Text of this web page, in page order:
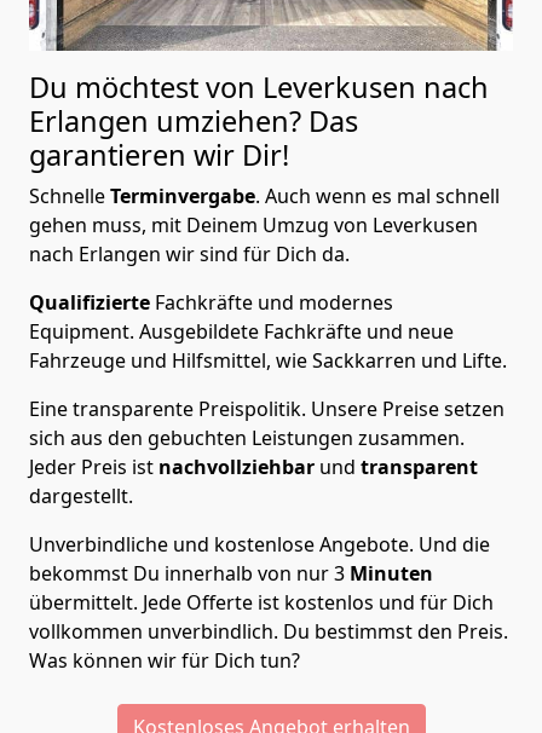
Du möchtest von Leverkusen nach
Erlangen umziehen? Das
garantieren wir Dir!
SchnelleTerminvergabe. Auch wenn es mal schnell
gehen muss, mit Deinem Umzug von Leverkusen
nach Erlangen wir sind für Dich da.
Qualifizierte Fachkräfte und modernes
Equipment. Ausgebildete Fachkräfte und neue
Fahrzeuge und Hilfsmittel, wie Sackkarren und Lifte.
Eine transparente Preispolitik. Unsere Preise setzen
sich aus den gebuchten Leistungen zusammen.
Jeder Preis ist nachvollziehbar und transparent
dargestellt.
Unverbindliche und kostenlose Angebote. Und die
bekommst Du innerhalb von nur3 Minuten
übermittelt. Jede Offerte ist kostenlos und für Dich
vollkommen unverbindlich. Du bestimmst den Preis.
Was können wir für Dich tun?
Kostenloses Angebot erhalten